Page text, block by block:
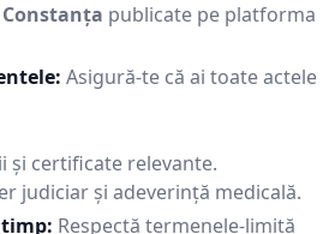
Constanţa publicate pe platforma
Asigură-te că ai toate actele
și certificate relevante.
judiciar și adeverință medicală.
Respectă termenele-limită